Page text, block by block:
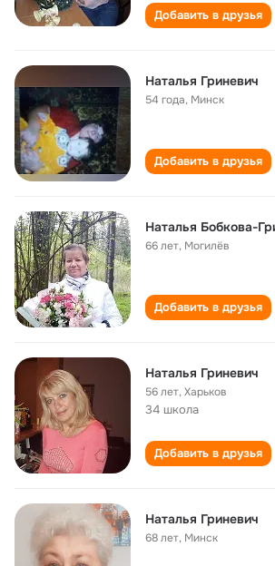
Добавить в друзья
Наталья Гриневич
54 года, Минск
Добавить в друзья
Наталья Бобкова-
66 лет, Могилёв
Добавить в друзья
Наталья Гриневич
56 лет,Харьков
34 школа
Добавить в друзья
Наталья Гриневич
68 лет, Минск